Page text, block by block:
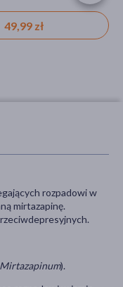
49,99 zł
rozpadowi w
mirtazapinę.
Mirtazapinum).